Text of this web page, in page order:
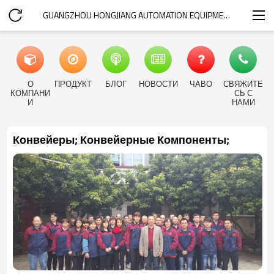
GUANGZHOU HONGJIANG AUTOMATION EQUIPMENT.COM
О
КОМПАНИ
И
ПРОДУКТ БЛОГ НОВОСТИ ЧАВО СВЯЖИТЕ
СЬ С
НАМИ
Конвейеры; Конвейерные Компоненты;